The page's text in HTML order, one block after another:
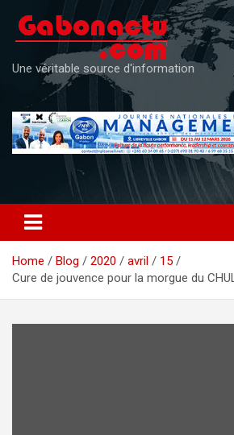
content
Une véritable source d'information
Home Blog 2020 avril
15
Cure de jouvence pour la morgue du CHUL